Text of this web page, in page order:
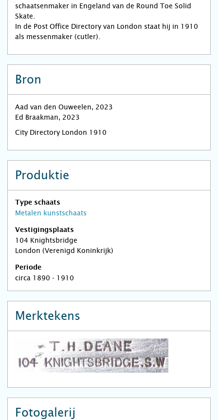
schaatsenmaker in Engeland van de Round Toe Solid
Skate.
In de Post Office Directory van London staat hij in 1910
als messenmaker (cutler).
Bron
Aad van den Ouweelen, 2023
Ed Braakman, 2023
City Directory London 1910
Produktie
Type schaats
Metalen kunstschaats
Vestigingsplaats
104 Knightsbridge
London (Verenigd Koninkrijk)
Periode
circa 1890 - 1910
Merktekens
Fotogalerij